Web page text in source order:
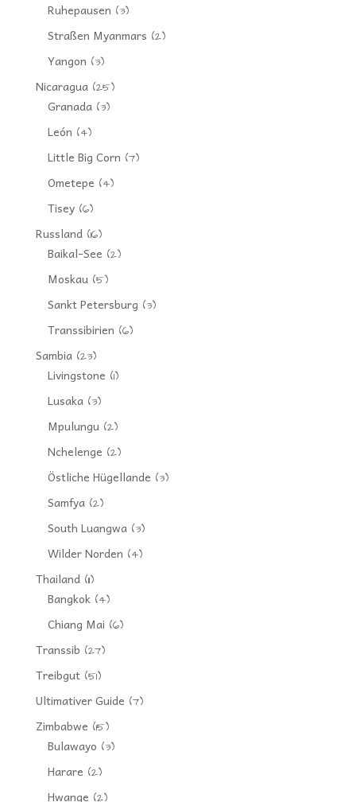
Ruhepausen (3)
Straßen Myanmars (2)
Yangon (3)
Nicaragua(25)
Granada(3)
León (4)
Little Big Corn (7)
Ometepe (4)
Tisey(6)
Russland(16)
Baikal-See (2)
Moskau(5)
Sankt Petersburg (3)
Transsibirien (6)
Sambia(23)
Livingstone (1)
Lusaka(3)
Mpulungu(2)
Nchelenge (2)
Östliche Hügellande (3)
Samfya(2)
South Luangwa(3)
Wilder Norden (4)
Thailand(11)
Bangkok(4)
Chiang Mai (6)
Transsib (27)
Treibgut(51)
Ultimativer Guide (7)
Zimbabwe (15)
Bulawayo (3)
Harare (2)
Hwange (2)